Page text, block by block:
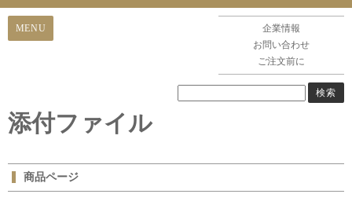
企業情報
お問い合わせ
ご注文前に
添付ファイル
商品ページ